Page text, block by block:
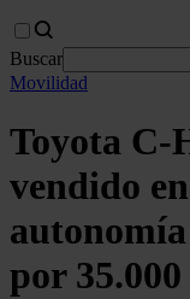
Buscar
Movilidad
Toyota C-
vendido
por 35.000